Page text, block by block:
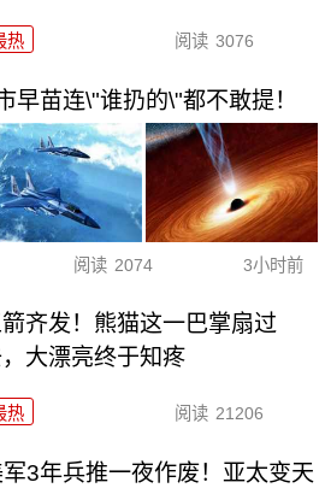
热 阅读 3076
早苗连\"谁扔的\"都不敢提！
阅读 2074 3小时前
齐发！熊猫这一巴掌扇过
大漂亮终于知疼
热 阅读 21206
3年兵推一夜作废！亚太变天